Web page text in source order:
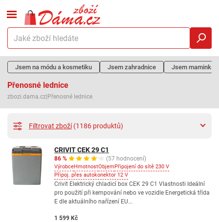
Jsem na módu a kosmetiku Jsem zahradnice Jsem maminka
Přenosné lednice
zbozi.dama.cz Přenosné lednice
CRIVIT CEK 29 C1
86 % (57 hodnocení)
VýrobceHmotnostObjemPřipojení do sítě 230 V
Připoj. přes autokonektor 12 V
Crivit Elektrický chladicí box CEK 29 C1 Vlastnosti Ideální
pro použití při kempování nebo ve vozidle Energetická třída
E dle aktuálního nařízení EU...
1 599 Kč
Filtrovat zboží (1186 produktů)